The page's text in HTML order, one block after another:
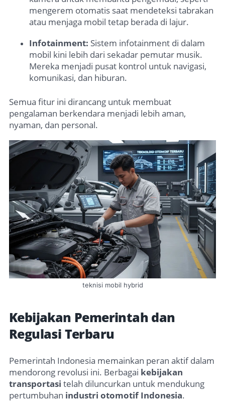
mengerem otomatis saat mendeteksi tabrakan
atau menjaga mobil tetap berada di lajur.
Infotainment: Sistem infotainment di dalam
mobil kini lebih dari sekadar pemutar musik.
Mereka menjadi pusat kontrol untuk navigasi,
komunikasi, dan hiburan.
Semua fitur ini dirancang untuk membuat
pengalaman berkendara menjadi lebih aman,
nyaman, dan personal.
teknisi mobil hybrid
Kebijakan Pemerintah dan
Regulasi Terbaru
Pemerintah Indonesia memainkan peran aktif dalam
mendorong revolusi ini. Berbagai kebijakan
transportasi telah diluncurkan untuk mendukung
pertumbuhan industri otomotif Indonesia.